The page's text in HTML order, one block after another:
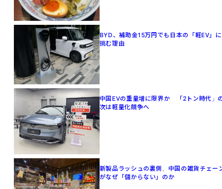
BYD、補助金15万円でも日本の「軽EV」に
挑む理由
中国EVの重量増に限界か 「2トン時代」
次は軽量化競争へ
新製品ラッシュの裏側、中国の雑貨チェー
がなぜ「儲からない」のか